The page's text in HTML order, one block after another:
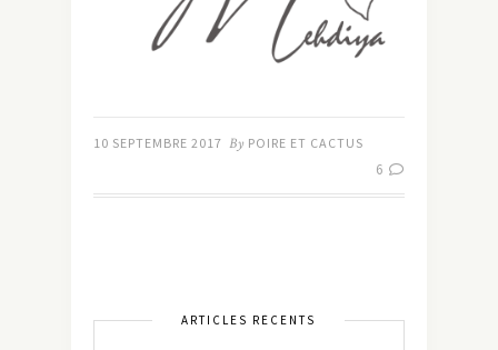
10 SEPTEMBRE 2017 By POIRE ET CACTUS
6
ARTICLES RÉCENTS